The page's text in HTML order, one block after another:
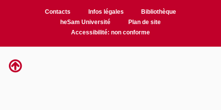
Contacts Infos légales
Bibliothèque
heSam Université
Plan de site
Accessibilité: non conforme